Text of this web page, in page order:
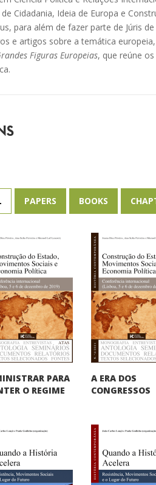
Cidadania, Ideia de Europa e
para além de fazer parte de Júris
e artigos sobre a temática
Figuras Europeias, que reúne
PAPERS BOOKS
PARA
O REGIME
A ERA DOS
CONGRESSOS